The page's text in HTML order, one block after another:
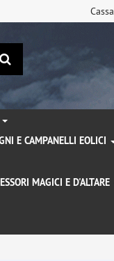
Cassa
ricerca
E CAMPANELLI EOLICI
MAGICI E D'ALTARE